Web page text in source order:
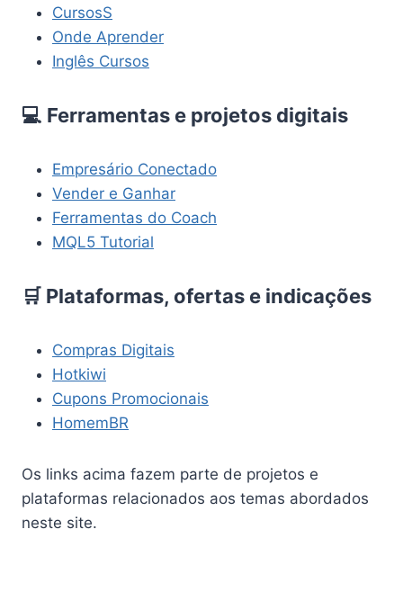
CursosS
Onde Aprender
Inglês Cursos
💻 Ferramentas e projetos digitais
Empresário Conectado
Vender e Ganhar
Ferramentas do Coach
MQL5 Tutorial
🛒 Plataformas, ofertas e indicações
Compras Digitais
Hotkiwi
Cupons Promocionais
HomemBR
Os links acima fazem parte de projetos e
plataformas relacionados aos temas abordados
neste site.